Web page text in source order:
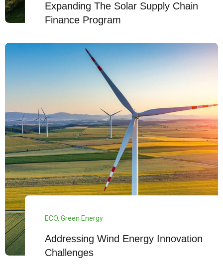
Expanding The Solar Supply Chain
Finance Program
ECO, Green Energy
Addressing Wind Energy Innovation
Challenges